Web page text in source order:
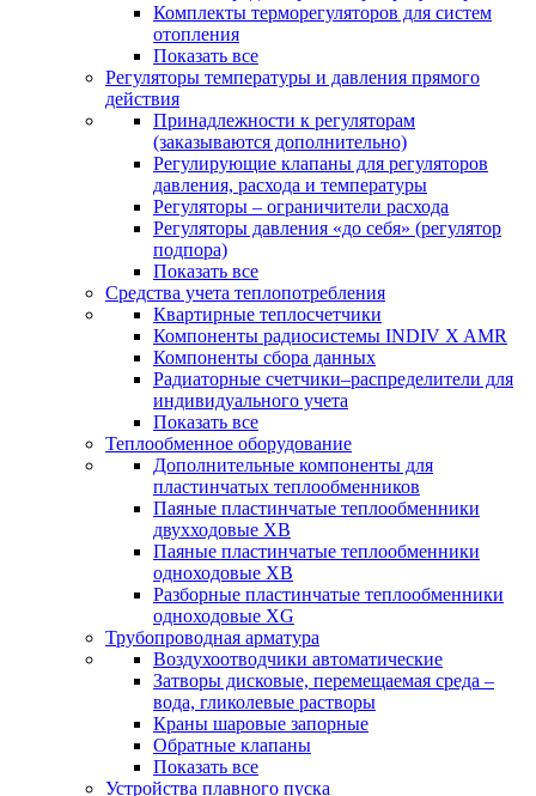
Комплекты терморегуляторов для систем
отопления
Показать все
Регуляторы температуры и давления прямого
действия
Принадлежности к регуляторам
(заказываются дополнительно)
Регулирующие клапаны для регуляторов
давления, расхода и температуры
Регуляторы – ограничители расхода
Регуляторы давления «до себя» (регулятор
подпора)
Показать все
Средства учета теплопотребления
Квартирные теплосчетчики
Компоненты радиосистемы INDIV X AMR
Компоненты сбора данных
Радиаторные счетчики–распределители для
индивидуального учета
Показать все
Теплообменное оборудование
Дополнительные компоненты для
пластинчатых теплообменников
Паяные пластинчатые теплообменники
двухходовые XB
Паяные пластинчатые теплообменники
одноходовые ХВ
Разборные пластинчатые теплообменники
одноходовые ХG
Трубопроводная арматура
Воздухоотводчики автоматические
Затворы дисковые, перемещаемая среда –
вода, гликолевые растворы
Краны шаровые запорные
Обратные клапаны
Показать все
Устройства плавного пуска